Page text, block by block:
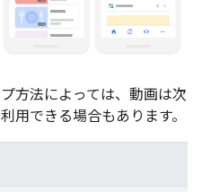
方法によっては、動画は次
用できる場合もあります。